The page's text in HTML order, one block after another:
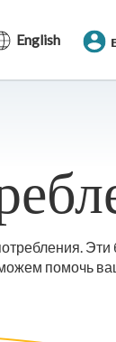
English
помочь